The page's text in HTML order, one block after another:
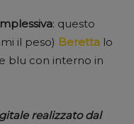
: questo
il peso) Beretta lo
blu con interno in
realizzato dal